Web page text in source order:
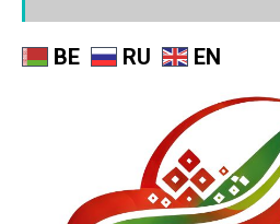
BE RU EN